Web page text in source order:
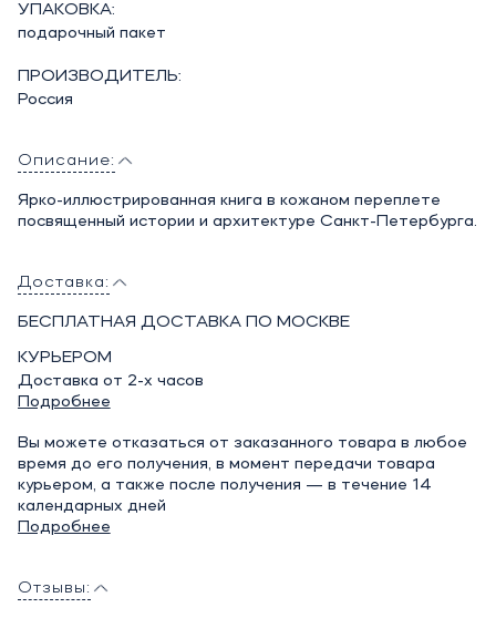
УПАКОВКА:
подарочный пакет
ПРОИЗВОДИТЕЛЬ:
Россия
Описание:
Ярко-иллюстрированная книга в кожаном переплете
посвященный истории и архитектуре Санкт-Петербурга.
Доставка:
БЕСПЛАТНАЯ ДОСТАВКА ПО МОСКВЕ
КУРЬЕРОМ
Доставка от 2-х часов
Подробнее
Вы можете отказаться от заказанного товара в любое
время до его получения, в момент передачи товара
курьером, а также после получения — в течение 14
календарных дней
Подробнее
Отзывы: